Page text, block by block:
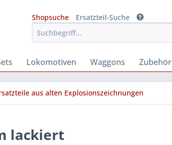
Shopsuche
Ersatzteil-Suche
Lokomotiven Waggons Zubehör
aus alten Explosionszeichnungen
lackiert